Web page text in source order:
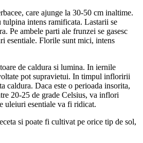
care ajunge la 30-50 cm inaltime.
tulpina intens ramificata. Lastarii se
Pe ambele parti ale frunzei se gasesc
esentiale. Florile sunt mici, intens
de caldura si lumina. In iernile
pot supravietui. In timpul infloririi
caldura. Daca este o perioada insorita,
20-25 de grade Celsius, va inflori
uleiuri esentiale va fi ridicat.
si poate fi cultivat pe orice tip de sol,